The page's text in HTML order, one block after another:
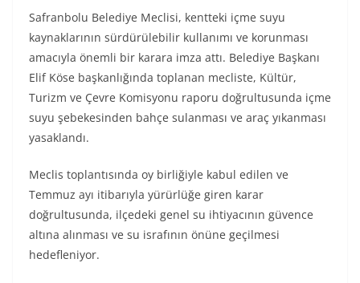
Safranbolu Belediye Meclisi, kentteki içme suyu
kaynaklarının sürdürülebilir kullanımı ve korunması
amacıyla önemli bir karara imza attı. Belediye Başkanı
Elif Köse başkanlığında toplanan mecliste, Kültür,
Turizm ve Çevre Komisyonu raporu doğrultusunda içme
suyu şebekesinden bahçe sulanması ve araç yıkanması
yasaklandı.
Meclis toplantısında oy birliğiyle kabul edilen ve
Temmuz ayı itibarıyla yürürlüğe giren karar
doğrultusunda, ilçedeki genel su ihtiyacının güvence
altına alınması ve su israfının önüne geçilmesi
hedefleniyor.